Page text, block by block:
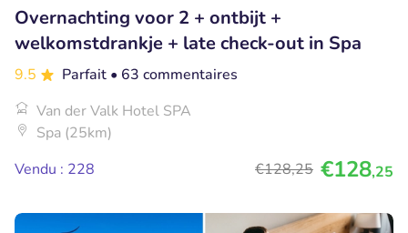
Overnachting voor 2 + ontbijt +
welkomstdrankje + late check-out in Spa
9.5 Parfait • 63 commentaires
Van der Valk Hotel SPA
Spa (25km)
Vendu : 228
€128,25 €128,25